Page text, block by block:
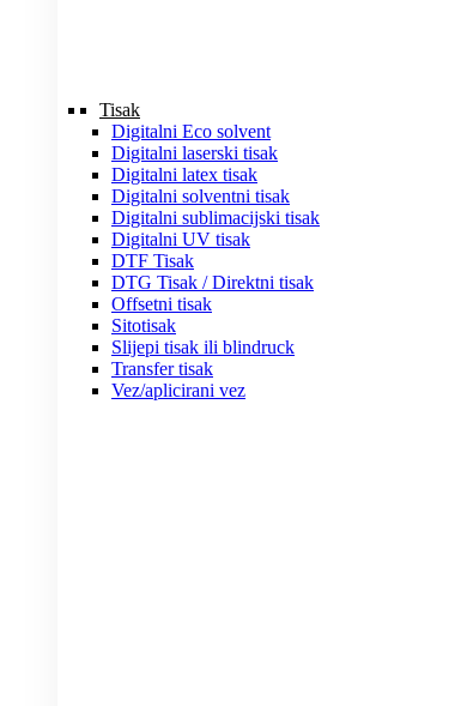
Tisak
Digitalni Eco solvent
Digitalni laserski tisak
Digitalni latex tisak
Digitalni solventni tisak
Digitalni sublimacijski tisak
Digitalni UV tisak
DTF Tisak
DTG Tisak / Direktni tisak
Offsetni tisak
Sitotisak
Slijepi tisak ili blindruck
Transfer tisak
Vez/aplicirani vez